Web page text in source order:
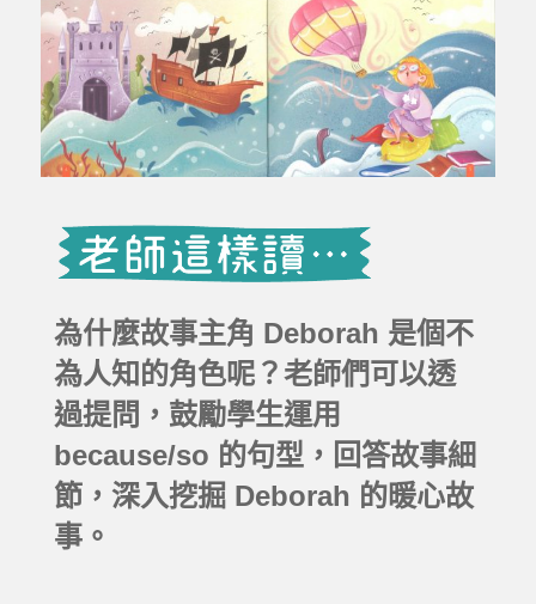
為什麼故事主角 Deborah 是個不
為人知的角色呢？老師們可以透
過提問，鼓勵學生運用
because/so 的句型，回答故事細
節，深入挖掘 Deborah 的暖心故
事。